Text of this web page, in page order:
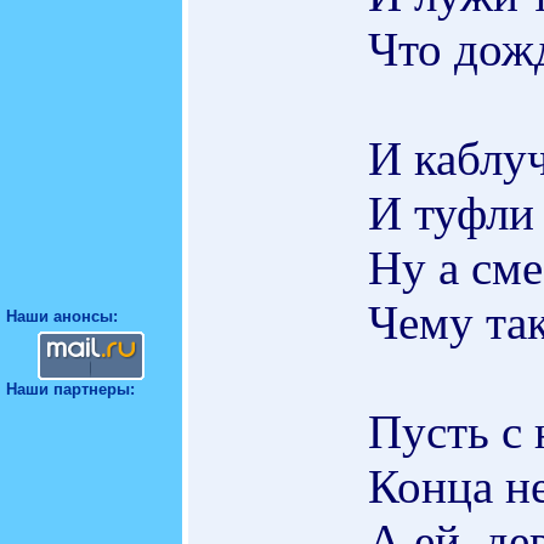
Наши анонсы:
Наши партнеры:
Что
И
И туфли
Ну а
Чему
Пусть с
Конца